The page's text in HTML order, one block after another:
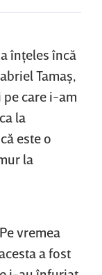
înţeles încă
Tamaş,
care i-am
la
este o
la
vremea
a fost